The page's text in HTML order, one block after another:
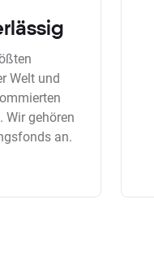
Welt und
Wir gehören
an.